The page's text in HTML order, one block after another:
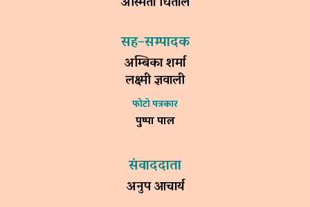
सह–सम्पादक
अम्बिका शर्मा
लक्ष्मी ज्ञवाली
फोटो पत्रकार
पुष्पा पाल
संवाददाता
अनुप आचार्य